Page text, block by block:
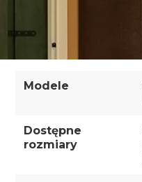
Modele
Dostępne
rozmiary